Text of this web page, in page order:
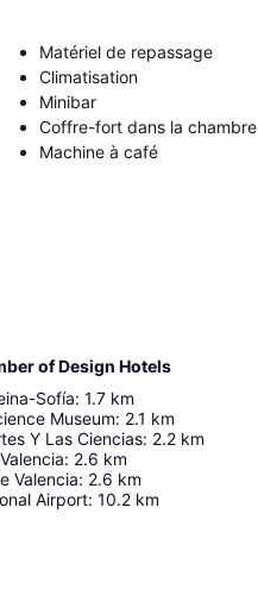
Matériel de repassage
Climatisation
Minibar
Coffre-fort dans la chambre
Machine à café
of Design Hotels
Sofía: 1.7 km
Museum: 2.1 km
Y Las Ciencias: 2.2 km
: 2.6 km
Valencia: 2.6 km
Airport: 10.2 km